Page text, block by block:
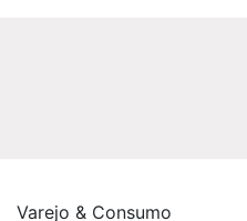
Varejo & Consumo